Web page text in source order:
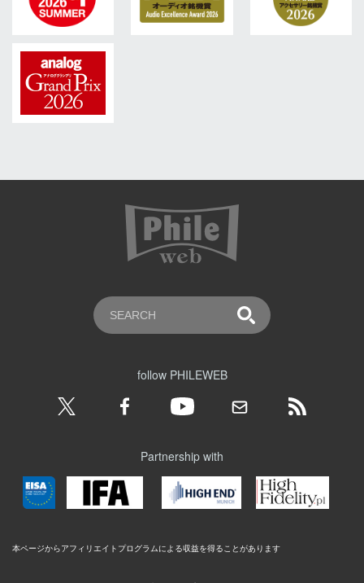
follow PHILEWEB
Partnership with
本ページからアフィリエイトプログラムによる収益を得ることがあります